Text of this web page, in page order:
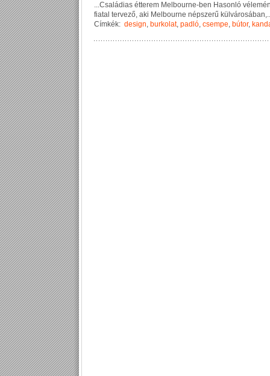
...Csa ádias étterem Me bourne-ben Hason ó vé emé
fiata tervező, aki Me bourne népszerű kü városában,
Címkék: design, burkolat, padló, csempe, bútor,